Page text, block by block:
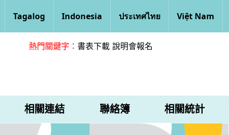
Tagalog Indonesia ประเทศไทย Việt Nam
熱門關鍵字： 書表下載 說明會報名
相關連結 聯絡簿 相關統計